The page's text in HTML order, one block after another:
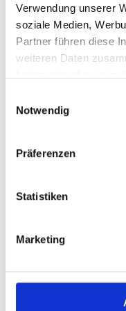
Verwendung unserer
soziale Medien,
Partner führen diese
weiteren Daten
Notwendig
Präferenzen
Statistiken
Marketing